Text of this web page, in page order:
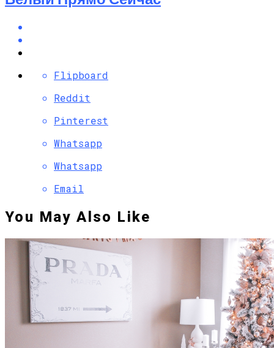
Flipboard
Reddit
Pinterest
Whatsapp
Whatsapp
Email
You May Also Like